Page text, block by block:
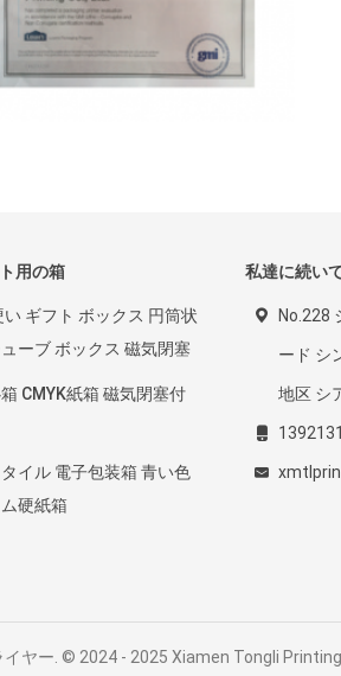
用の箱
い ギフト ボックス 円筒状
ーブ ボックス 磁気閉塞
CMYK紙箱 磁気閉塞付
イル 電子包装箱 青い色
硬紙箱
私達に続い
No.228
ード シ
地区 シ
ヤー. © 2024 - 2025 Xiamen Tongli